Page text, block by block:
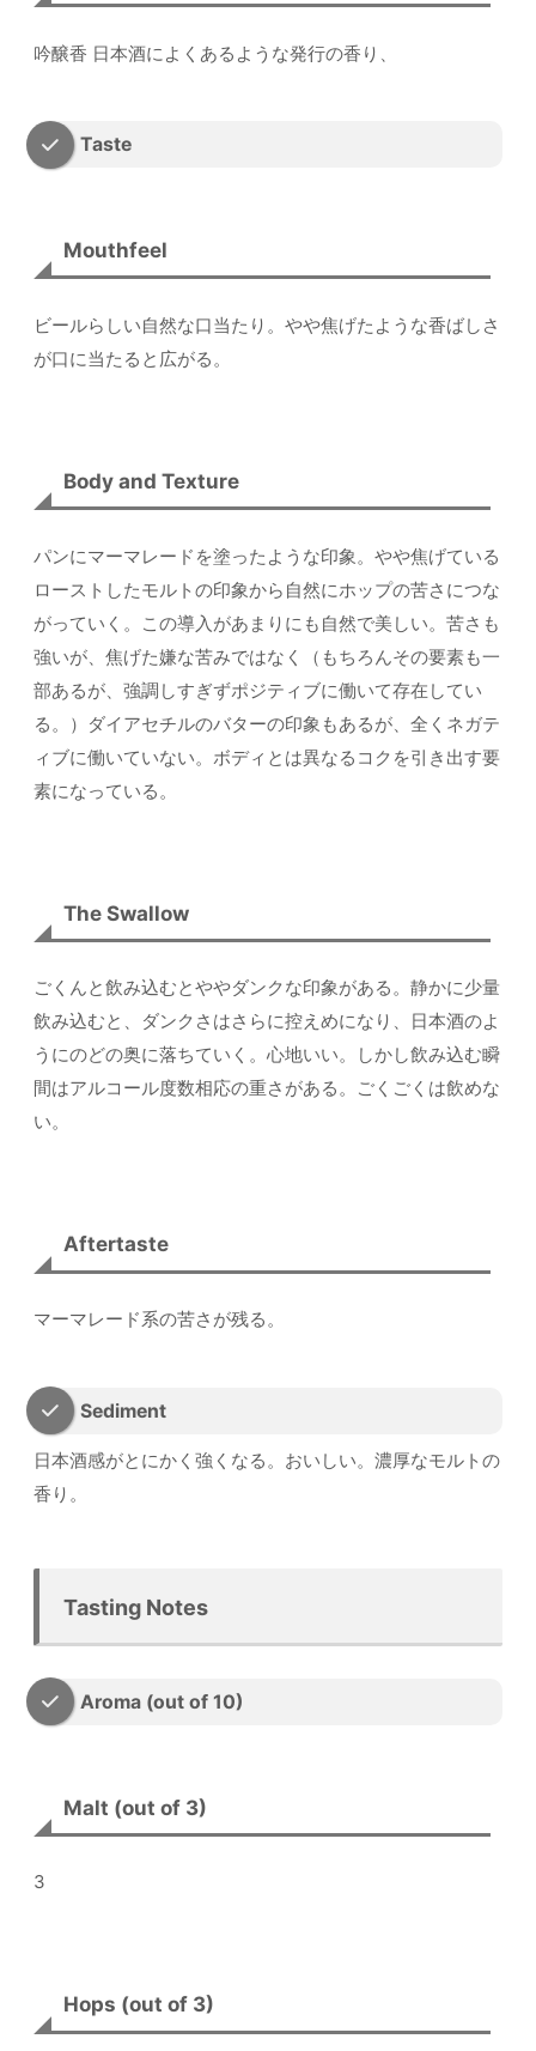
吟醸香 日本酒によくあるような発行の香り、
Taste
Mouthfeel
ビールらしい自然な口当たり。やや焦げたような香ばしさ
が口に当たると広がる。
Body and Texture
パンにマーマレードを塗ったような印象。やや焦げている
ローストしたモルトの印象から自然にホップの苦さにつな
がっていく。この導入があまりにも自然で美しい。苦さも
強いが、焦げた嫌な苦みではなく（もちろんその要素も一
部あるが、強調しすぎずポジティブに働いて存在してい
る。）ダイアセチルのバターの印象もあるが、全くネガテ
ィブに働いていない。ボディとは異なるコクを引き出す要
素になっている。
The Swallow
ごくんと飲み込むとややダンクな印象がある。静かに少量
飲み込むと、ダンクさはさらに控えめになり、日本酒のよ
うにのどの奥に落ちていく。心地いい。しかし飲み込む瞬
間はアルコール度数相応の重さがある。ごくごくは飲めな
い。
Aftertaste
マーマレード系の苦さが残る。
Sediment
日本酒感がとにかく強くなる。おいしい。濃厚なモルトの
香り。
Tasting Notes
Aroma (out of 10)
Malt (out of 3)
3
Hops (out of 3)